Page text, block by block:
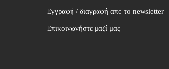
Εγγραφή / διαγραφή απο το newsletter
Επικοινωνήστε μαζί μας